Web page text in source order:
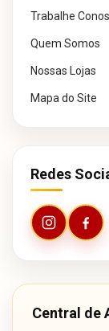
Trabalhe
Quem Somos
Nossas Lojas
Mapa do Site
Redes
Central de